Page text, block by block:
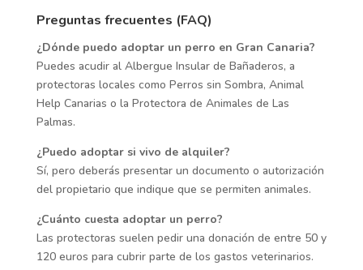
Preguntas frecuentes (FAQ)
¿Dónde puedo adoptar un perro en Gran Canaria?
Puedes acudir al Albergue Insular de Bañaderos, a
protectoras locales como Perros sin Sombra, Animal
Help Canarias o la Protectora de Animales de Las
Palmas.
¿Puedo adoptar si vivo de alquiler?
Sí, pero deberás presentar un documento o autorización
del propietario que indique que se permiten animales.
¿Cuánto cuesta adoptar un perro?
Las protectoras suelen pedir una donación de entre 50 y
120 euros para cubrir parte de los gastos veterinarios.